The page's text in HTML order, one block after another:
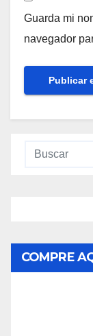
Guarda mi
navegador
COMPRE